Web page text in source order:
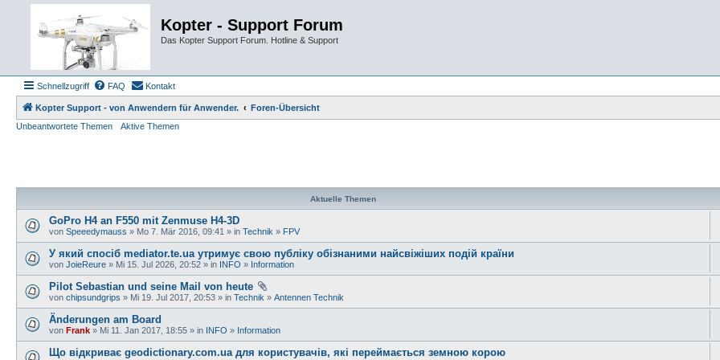
Kopter - Support Forum
Das Kopter Support Forum. Hotline & Support
Schnellzugriff FAQ Kontakt
Kopter Support - von Anwendern für Anwender.
Foren-Übersicht
Unbeantwortete Themen
Aktive Themen
Aktuelle Themen
GoPro H4 an F550 mit Zenmuse H4-3D
von Speeedymauss » Mo 7. Mär 2016, 09:41 » in Technik » FPV
У який спосіб mediator.te.ua утримує свою публіку обізнаними найсвіжіших подій країни
von JoieReure » Mi 15. Jul 2026, 20:52 » in INFO » Information
Pilot Sebastian und seine Mail von heute
von chipsundgrips » Mi 19. Jul 2017, 20:53 » in Technik » Antennen Technik
Änderungen am Board
von Frank » Mi 11. Jan 2017, 18:55 » in INFO » Information
Що відкриває geodictionary.com.ua для користувачів, які переймається земною корою